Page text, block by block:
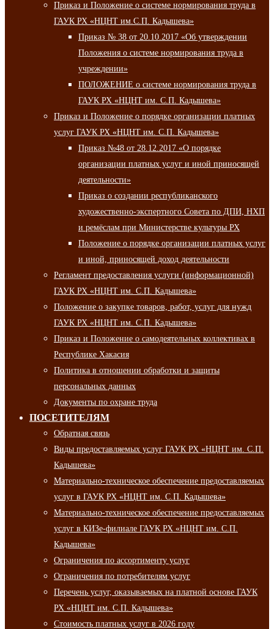
Приказ и Положение о системе нормирования труда в
ГАУК РХ «НЦНТ им.С.П. Кадышева»
Приказ № 38 от 20.10.2017 «Об утверждении
Положения о системе нормирования труда в
учреждении»
ПОЛОЖЕНИЕ о системе нормирования труда в
ГАУК РХ «НЦНТ им. С.П. Кадышева»
Приказ и Положение о порядке организации платных
услуг ГАУК РХ «НЦНТ им. С.П. Кадышева»
Приказ №48 от 28.12.2017 «О порядке
организации платных услуг и иной приносящей
деятельности»
Приказ о создании республиканского
художественно-экспертного Совета по ДПИ, НХП
и ремёслам при Министерстве культуры РХ
Положение о порядке организации платных услуг
и иной, приносящей доход деятельности
Регламент предоставления услуги (информационной)
ГАУК РХ «НЦНТ им. С.П. Кадышева»
Положение о закупке товаров, работ, услуг для нужд
ГАУК РХ «НЦНТ им. С.П. Кадышева»
Приказ и Положение о самодеятельных коллективах в
Республике Хакасия
Политика в отношении обработки и защиты
персональных данных
Документы по охране труда
ПОСЕТИТЕЛЯМ
Обратная связь
Виды предоставляемых услуг ГАУК РХ «НЦНТ им. С.П.
Кадышева»
Материально-техническое обеспечение предоставляемых
услуг в ГАУК РХ «НЦНТ им. С.П. Кадышева»
Материально-техническое обеспечение предоставляемых
услуг в КИЗе-филиале ГАУК РХ «НЦНТ им. С.П.
Кадышева»
Ограничения по ассортименту услуг
Ограничения по потребителям услуг
Перечень услуг, оказываемых на платной основе ГАУК
РХ «НЦНТ им. С.П. Кадышева»
Стоимость платных услуг в 2026 году